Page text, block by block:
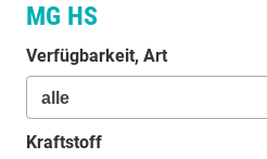
MG HS
Verfügbarkeit, Art
Kraftstoff